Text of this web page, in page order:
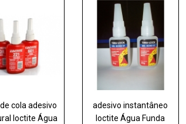
cola adesivo
loctite Água
adesivo instantâneo
loctite Água Funda